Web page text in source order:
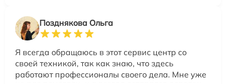
Позднякова Ольга
Я всегда обращаюсь в этот сервис центр со
своей техникой, так как знаю, что здесь
работают профессионалы своего дела. Мне уже